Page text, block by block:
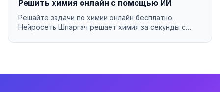
Решить химия онлайн с помощью ИИ
Решайте задачи по химии онлайн бесплатно.
Нейросеть Шпаргач решает химия за секунды с